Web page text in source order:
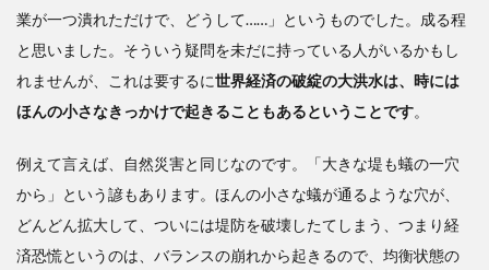
葉に
気持
ちが
込め
る
業が一つ潰れただけで、どうして……」というものでした。成る程
と思いました。そういう疑問を未だに持っている人がいるかもし
れませんが、これは要するに世界経済の破綻の大洪水は、時には
ほんの小さなきっかけで起きることもあるということです。
例えて言えば、自然災害と同じなのです。「大きな堤も蟻の一穴
から」という諺もあります。ほんの小さな蟻が通るような穴が、
どんどん拡大して、ついには堤防を破壊したてしまう、つまり経
済恐慌というのは、バランスの崩れから起きるので、均衡状態の